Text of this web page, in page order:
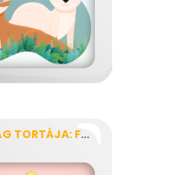
AZ ORSZÁG TORTÁJA: FÖLDGOLYÓ